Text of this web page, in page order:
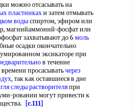
можно отсасывать на
пластинкахи затем отмывать
водыспиртом, эфиром или
магнийаммоний-фосфат или
захватывают до 6моль
осадки окончательно
эксикаторе при
в течение
просасыватьчерез
, так как оставшиеся в дне
следы растворителяпри
ровании могут привести к
[c.111]